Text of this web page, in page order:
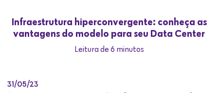
Infraestrutura hiperconvergente: conheça as
vantagens do modelo para seu Data Center
Leitura de 6 minutos
31/05/23